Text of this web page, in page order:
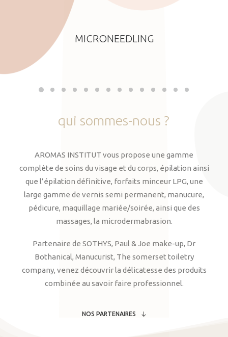
MICRONEEDLING
qui sommes-nous ?
AROMAS INSTITUT vous propose une gamme
complète de soins du visage et du corps, épilation ainsi
que l’épilation définitive, forfaits minceur LPG, une
large gamme de vernis semi permanent, manucure,
pédicure, maquillage mariée/soirée, ainsi que des
massages, la microdermabrasion.
Partenaire de SOTHYS, Paul & Joe make-up, Dr
Bothanical, Manucurist, The somerset toiletry
company, venez découvrir la délicatesse des produits
combinée au savoir faire professionnel.
NOS PARTENAIRES